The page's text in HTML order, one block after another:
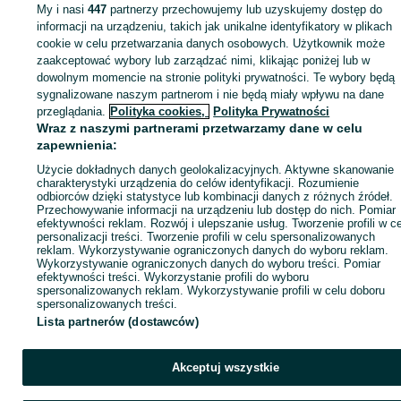
KATEGORIA
ID:1047142514 Wyświetlenia:
My i nasi447 partnerzy przechowujemy lub uzyskujemy dostęp do
informacji na urządzeniu, takich jak unikalne identyfikatory w plikach
cookie w celu przetwarzania danych osobowych. Użytkownik może
zaakceptować wybory lub zarządzać nimi, klikając poniżej lub w
dowolnym momencie na stronie polityki prywatności. Te wybory będą
sygnalizowane naszym partnerom i nie będą miały wpływu na dane
przeglądania. Polityka cookies, Polityka Prywatności
Wraz z naszymi partnerami przetwarzamy dane w celu
zapewnienia:
Użycie dokładnych danych geolokalizacyjnych. Aktywne skanowanie
charakterystyki urządzenia do celów identyfikacji. Rozumienie
odbiorców dzięki statystyce lub kombinacji danych z różnych źródeł.
Przechowywanie informacji na urządzeniu lub dostęp do nich. Pomiar
efektywności reklam. Rozwój i ulepszanie usług. Tworzenie profili w
personalizacji treści. Tworzenie profili w celu spersonalizowanych
reklam. Wykorzystywanie ograniczonych danych do wyboru reklam.
Wykorzystywanie ograniczonych danych do wyboru treści. Pomiar
efektywności treści. Wykorzystanie profili do wyboru
spersonalizowanych reklam. Wykorzystywanie profili w celu doboru
spersonalizowanych treści.
Lista partnerów (dostawców)
Akceptuj wszystkie